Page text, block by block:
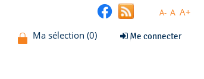
A- A A+
Me connecter